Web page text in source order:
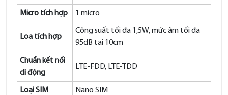
Micro tích hợp 1 micro
Loa tích hợp
Công suất tối đa 1,5W, mức âm tối đa
95dB tại 10cm
Chuẩn kết nối
di động
LTE-FDD, LTE-TDD
Loại SIM Nano SIM